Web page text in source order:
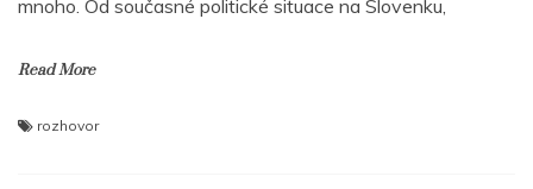
mnoho. Od současné politické situace na Slovenku,
Read More
rozhovor